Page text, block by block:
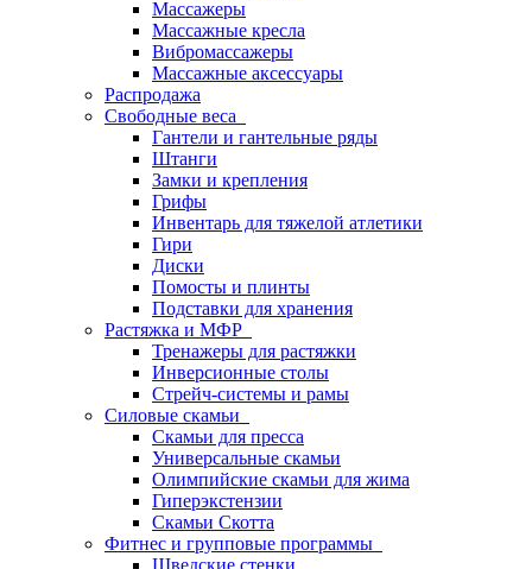
Массажеры
Массажные кресла
Вибромассажеры
Массажные аксессуары
Распродажа
Свободные веса
Гантели и гантельные ряды
Штанги
Замки и крепления
Грифы
Инвентарь для тяжелой атлетики
Гири
Диски
Помосты и плинты
Подставки для хранения
Растяжка и МФР
Тренажеры для растяжки
Инверсионные столы
Стрейч-системы и рамы
Силовые скамьи
Скамьи для пресса
Универсальные скамьи
Олимпийские скамьи для жима
Гиперэкстензии
Скамьи Скотта
Фитнес и групповые программы
Шведские стенки